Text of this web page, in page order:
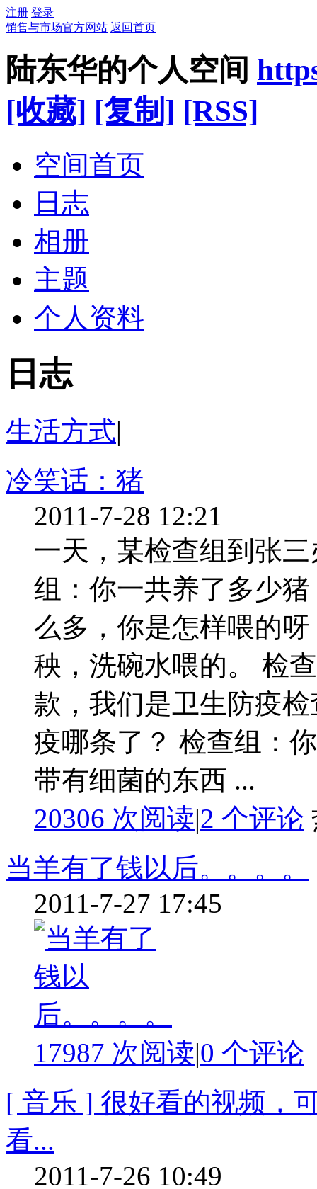
注册 登录
销售与市场官方网站 返回首页
陆东华的个人空间
[收藏] [复制] [RSS]
空间首页
日志
相册
主题
个人资料
日志
生活方式|
冷笑话：猪
2011-7-28 12:21
一天，某检查组到张
组：你一共养了多少
么多，你是怎样喂的
秧，洗碗水喂的。 检
款，我们是卫生防疫
疫哪条了？ 检查组：
带有细菌的东西 ...
20306 次阅读|2 个评论
当羊有了钱以后。。。。
2011-7-27 17:45
17987 次阅读|0 个评论
[ 音乐 ] 很好看的视频，
看...
2011-7-26 10:49